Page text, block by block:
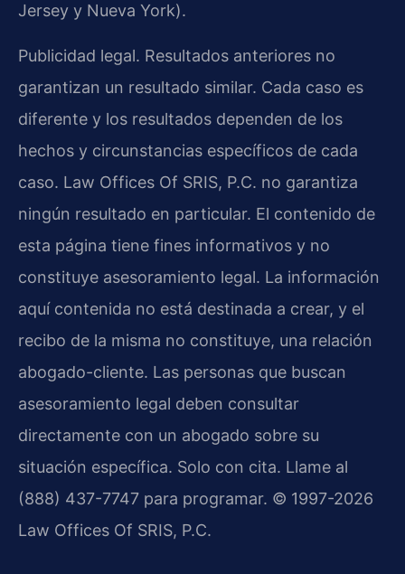
Jersey y Nueva York).
Publicidad legal. Resultados anteriores no
garantizan un resultado similar. Cada caso es
diferente y los resultados dependen de los
hechos y circunstancias específicos de cada
caso. Law Offices Of SRIS, P.C. no garantiza
ningún resultado en particular. El contenido de
esta página tiene fines informativos y no
constituye asesoramiento legal. La información
aquí contenida no está destinada a crear, y el
recibo de la misma no constituye, una relación
abogado-cliente. Las personas que buscan
asesoramiento legal deben consultar
directamente con un abogado sobre su
situación específica. Solo con cita. Llame al
(888) 437-7747 para programar. © 1997-2026
Law Offices Of SRIS, P.C.